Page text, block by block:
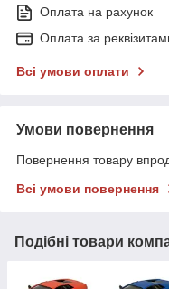
Оплата на рахунок
Оплата за
Всі умови оплати
Умови повернення
Повернення товару
Всі умови повернення
Подібні товари